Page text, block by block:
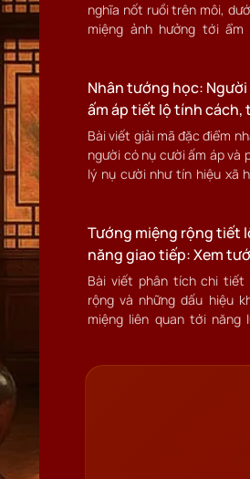
nghĩa nốt ruồi trên môi,
miệng ảnh hưởng tới ẩm
Nhân tướng học:
ấm áp tiết lộ tính cách,
cách cải tướng
Bài viết giải mã đặc điểm
người có nụ cười ấm áp và
lý nụ cười như tín hiệu xã
nghiệp và mối quan hệ.
Tướng miệng rộng tiết
năng giao tiếp: Xem
để cải thiện kỹ năng xã
Bài viết phân tích chi tiết
rộng và những dấu hiệu
miệng liên quan tới năng
nói trong đời sống hiện đại.